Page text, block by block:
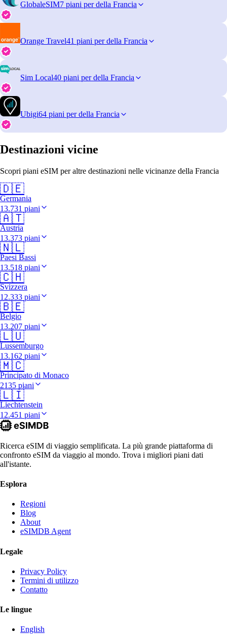
GlobaleSIM7 piani per della Francia
Orange Travel41 piani per della Francia
Sim Local40 piani per della Francia
Ubigi64 piani per della Francia
Destinazioni vicine
Scopri piani eSIM per altre destinazioni nelle vicinanze della Francia
🇩🇪
Germania
13.731 piani
🇦🇹
Austria
13.373 piani
🇳🇱
Paesi Bassi
13.518 piani
🇨🇭
Svizzera
12.333 piani
🇧🇪
Belgio
13.207 piani
🇱🇺
Lussemburgo
13.162 piani
🇲🇨
Principato di Monaco
2135 piani
🇱🇮
Liechtenstein
12.451 piani
Ricerca eSIM di viaggio semplificata. La più grande piattaforma di
confronto eSIM da viaggio al mondo. Trova i migliori piani dati
all'istante.
Esplora
Regioni
Blog
About
eSIMDB Agent
Legale
Privacy Policy
Termini di utilizzo
Contatto
Le lingue
English